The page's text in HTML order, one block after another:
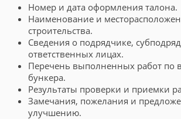
Номер и дата оформления талона.
Наименование и
строительства.
Сведения о подрядчике,
ответственных лицах.
Перечень выполненных работ по
бункера.
Результаты проверки и приемки
Замечания, пожелания и
улучшению.